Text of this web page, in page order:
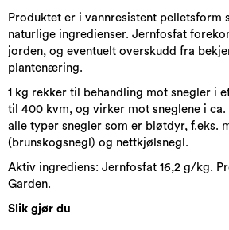
Produktet er i vannresistent pelletsform
naturlige ingredienser. Jernfosfat
jorden, og eventuelt overskudd fra
plantenæring.
1 kg rekker til behandling mot snegler i
til 400 kvm, og virker mot sneglene i
alle typer snegler som er bløtdyr, f.eks.
(brunskogsnegl) og nettkjølsnegl.
Aktiv ingrediens: Jernfosfat 16,2 g/kg.
Garden.
Slik gjør du